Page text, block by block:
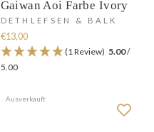
Gaiwan Aoi Farbe Ivory
DETHLEFSEN & BALK
€13,00
(1 Review) 5.00/
5.00
Ausverkauft